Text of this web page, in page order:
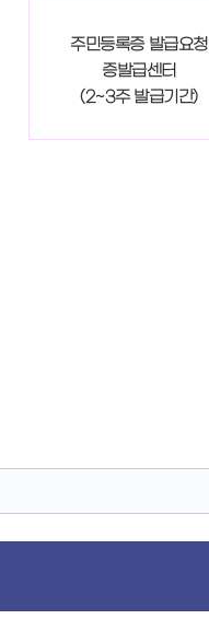
주민등록증 발급요청
증발급센터
(2~3주 발급기간)